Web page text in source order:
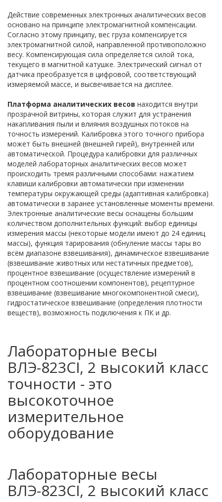
Действие современных электронных аналитических весов
основано на принципе электромагнитной компенсации.
Согласно этому принципу, вес груза компенсируется
электромагнитной силой, направленной противоположно
весу. Компенсирующая сила определяется силой тока,
текущего в магнитной катушке. Электрический сигнал от
датчика преобразуется в цифровой, соответствующий
измеряемой массе, и высвечивается на дисплее.
Платформа аналитических весов находится внутри
прозрачной витрины, которая служит для устранения
накапливания пыли и влияния воздушных потоков на
точность измерений. Калибровка этого точного прибора
может быть внешней (внешней гирей), внутренней или
автоматической. Процедура калибровки для различных
моделей лабораторных аналитических весов может
происходить тремя различными способами: нажатием
клавиши калибровки автоматически при изменении
температуры окружающей среды (адаптивная калибровка)
автоматически в заранее установленные моменты времени.
Электронные аналитические весы оснащены большим
количеством дополнительных функций: выбор единицы
измерения массы (некоторые модели имеют до 24 единиц
массы), функция тарирования (обнуление массы тары во
всём диапазоне взвешивания), динамическое взвешивание
(взвешивание животных или нестатичных предметов),
процентное взвешивание (осуществление измерений в
процентном соотношении компонентов), рецептурное
взвешивание (взвешивание многокомпонентной смеси),
гидростатическое взвешивание (определения плотности
веществ), возможность подключения к ПК и др.
Лабораторные весы
ВЛЭ-823CI, 2 высокий класс
точности - это
высокоточное
измерительное
оборудование
Лабораторные весы
ВЛЭ-823CI, 2 высокий класс